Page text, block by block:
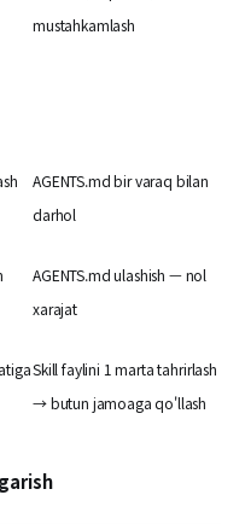
mustahkamlash
AGENTS.md bir varaq bilan
darhol
AGENTS.md ulashish — nol
xarajat
Skill faylini 1 marta tahrirlash
→ butun jamoaga qo'llash